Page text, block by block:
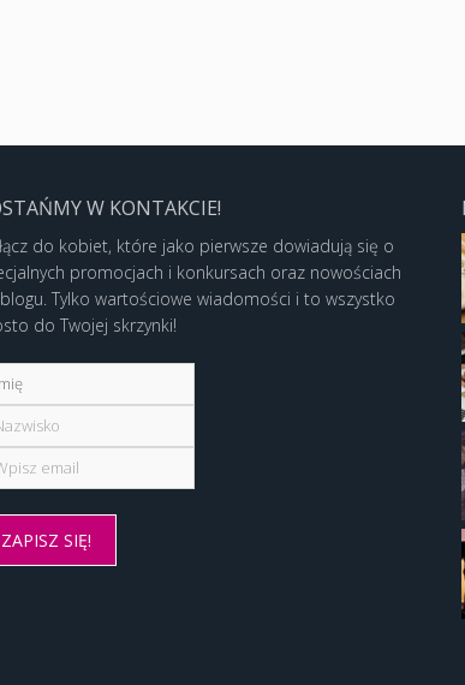
W KONTAKCIE!
do kobiet, które jako pierwsze dowiadują się o
promocjach i konkursach oraz nowościach
Tylko wartościowe wiadomości i to wszystko
do Twojej skrzynki!